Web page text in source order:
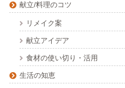
献立/料理のコツ
リメイク案
献立アイデア
食材の使い切り・活用
生活の知恵